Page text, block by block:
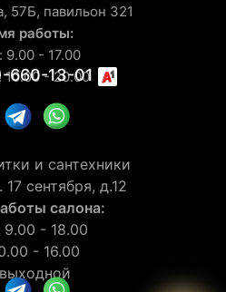
57Б, павильон 321
работы:
9.00 - 17.00
10.00 - 20.00
660-13-01
и сантехники
17 сентября, д.12
салона:
9.00 - 18.00
- 16.00